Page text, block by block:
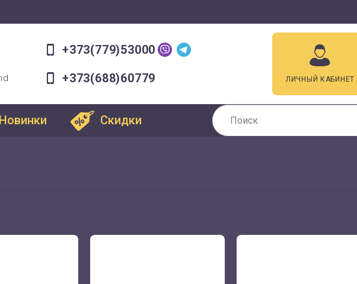
+373(779)53000
+373(688)60779 ЛИЧНЫЙ КАБИНЕТ
Скидки